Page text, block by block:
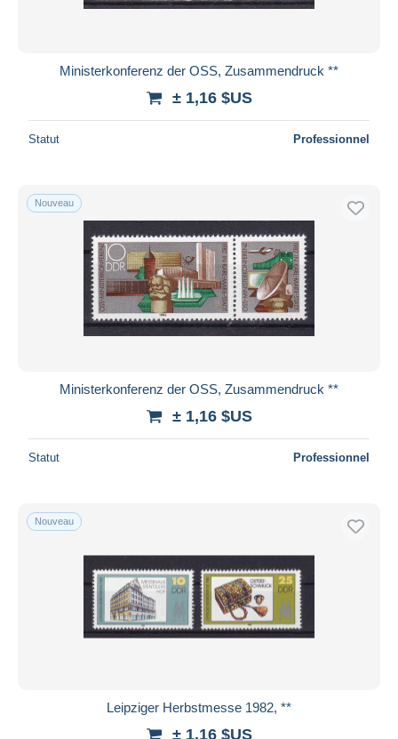
Ministerkonferenz der OSS, Zusammendruck **
± 1,16 $US
Statut Professionnel
Nouveau
Ministerkonferenz der OSS, Zusammendruck **
± 1,16 $US
Statut Professionnel
Nouveau
Leipziger Herbstmesse 1982, **
± 1,16 $US